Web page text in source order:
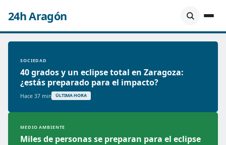
24h Aragón
SOCIEDAD
40 grados y un eclipse total en Zaragoza:
¿estás preparado para el impacto?
Hace 37 min ÚLTIMA HORA
MEDIO AMBIENTE
Miles de personas se preparan para el eclipse